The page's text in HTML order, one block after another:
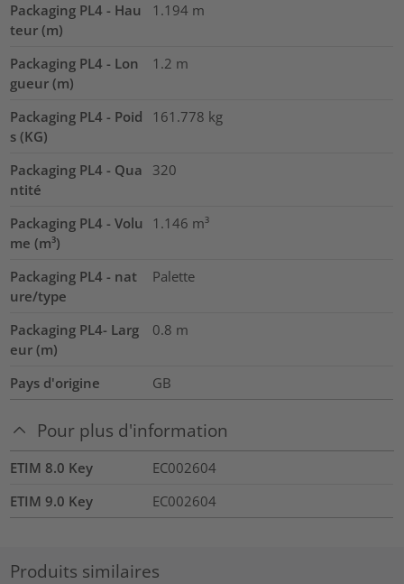
Packaging PL4 - Hau
teur (m)
1.194 m
Packaging PL4 - Lon
gueur (m)
1.2 m
Packaging PL4 - Poid
s (KG)
161.778 kg
Packaging PL4 - Qua
ntité
320
Packaging PL4 - Volu
me (m³)
1.146 m³
Packaging PL4 - nat
ure/type
Palette
Packaging PL4- Larg
eur (m)
0.8 m
Pays d'origine GB
Pour plus d'information
ETIM 8.0 Key
EC002604
ETIM 9.0 Key
EC002604
Produits similaires